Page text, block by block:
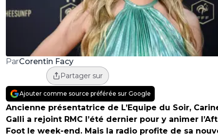
ParCorentin Facy
Partager sur
Ajouter comme source préférée sur Google
Ancienne présentatrice de L’Equipe du Soir,
Galli a rejoint RMC l’été dernier pour y animer
Foot le week-end. Mais la radio profite de sa